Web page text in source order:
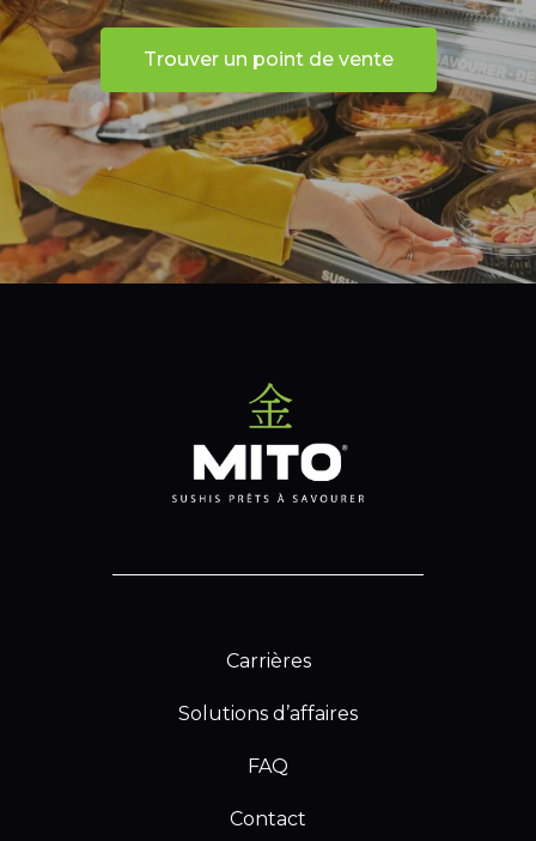
Trouver un point de vente
Carrières
Solutions d’affaires
FAQ
Contact